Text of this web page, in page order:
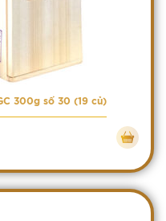
300g số 30 (19 củ)